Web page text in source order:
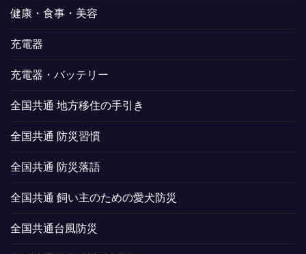
健康・食事・美容
充電器
充電器・バッテリー
全国共通 地方移住の手引き
全国共通 防災習慣
全国共通 防災落語
全国共通 飼い主のための愛犬防災
全国共通台風防災